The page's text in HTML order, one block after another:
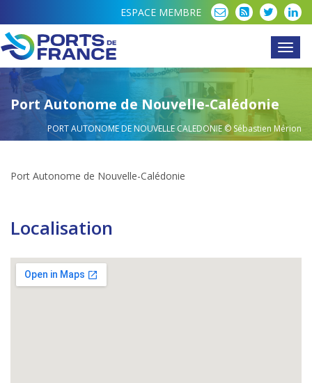
ESPACE MEMBRE
Port Autonome de Nouvelle-Calédonie
PORT AUTONOME DE NOUVELLE CALEDONIE © Sébastien Mérion
Port Autonome de Nouvelle-Calédonie
Localisation